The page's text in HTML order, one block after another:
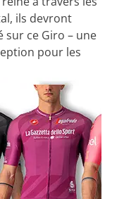
ils devront
sur ce Giro – une
pour les